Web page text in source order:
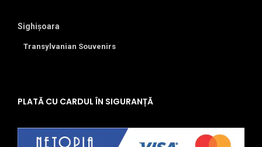
Sighișoara
Transylvanian Souvenirs
PLATĂ CU CARDUL ÎN SIGURANȚĂ